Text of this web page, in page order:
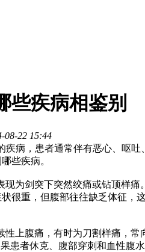
些疾病相鉴别
08-22 15:44
，患者通常伴有恶心、呕吐
些疾病。
剑突下突然绞痛或钻顶样痛
很重，但腹部往往缺乏体征
腹痛，有时为刀割样痛，常
患者休克、腹部穿刺和血性